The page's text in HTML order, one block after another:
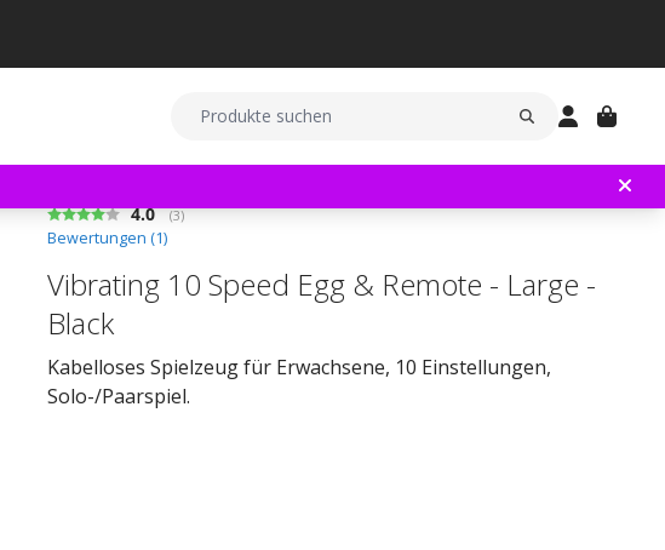
Durchschnittliche Bewertung:
4.0 (abgegebene bewertungen:
3)
Bewertungen (1)
Vibrating 10 Speed Egg & Remote - Large -
Black
Kabelloses Spielzeug für Erwachsene, 10 Einstellungen,
Solo-/Paarspiel.